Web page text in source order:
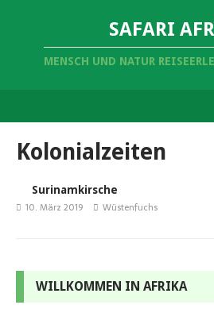
SAFARI
MENSCH UND NATUR
Kolonialzeiten
Surinamkirsche
10. März 2019 Wüstenfuchs
WILLKOMMEN IN AFRIKA